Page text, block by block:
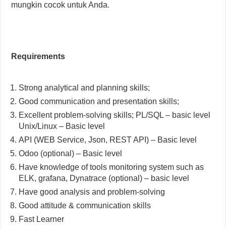
mungkin cocok untuk Anda.
Requirements
Strong analytical and planning skills;
Good communication and presentation skills;
Excellent problem-solving skills; PL/SQL – basic level
Unix/Linux – Basic level
API (WEB Service, Json, REST API) – Basic level
Odoo (optional) – Basic level
Have knowledge of tools monitoring system such as
ELK, grafana, Dynatrace (optional) – basic level
Have good analysis and problem-solving
Good attitude & communication skills
Fast Learner